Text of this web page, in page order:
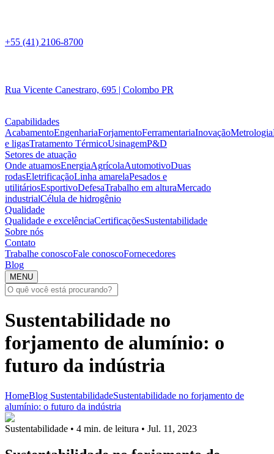
+55 (41) 2106-8700
Rua Vicente Canestraro, 695 | Colombo PR
Capabilidades
AcabamentoEngenhariaForjamentoFerramentariaInovaçãoMetrologia
e ligasTratamento TérmicoUsinagemP&D
Setores de atuação
Onde atuamosEnergiaAgrícolaAutomotivoDuas
rodasEletrificaçãoLinha amarelaPesados e
utilitáriosEsportivoDefesaTrabalho em alturaMercado
industrialCélula de hidrogênio
Qualidade
Qualidade e excelênciaCertificaçõesSustentabilidade
Sobre nós
Contato
Trabalhe conoscoFale conoscoFornecedores
Blog
MENU
Sustentabilidade no
forjamento de alumínio: o
futuro da indústria
HomeBlog SustentabilidadeSustentabilidade no forjamento de
alumínio: o futuro da indústria
Sustentabilidade • 4 min. de leitura • Jul. 11, 2023